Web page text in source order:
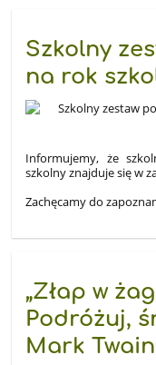
Szkolny
na rok
Informujemy, że
szkolny znajduje się w
Zachęcamy do
„Złap w
Podróżuj,
Mark Twain